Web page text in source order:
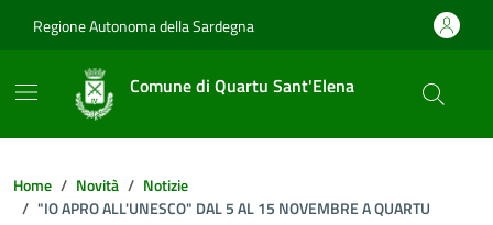
Regione Autonoma della Sardegna
Comune di Quartu Sant'Elena
Home Novità
Notizie
"IO APRO ALL'UNESCO" DAL 5 AL 15 NOVEMBRE A QUARTU